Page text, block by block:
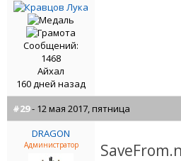
Сообщений:
1468
Айхал
160 дней назад
#29- 12 мая 2017, пятница
DRAGON
Администратор